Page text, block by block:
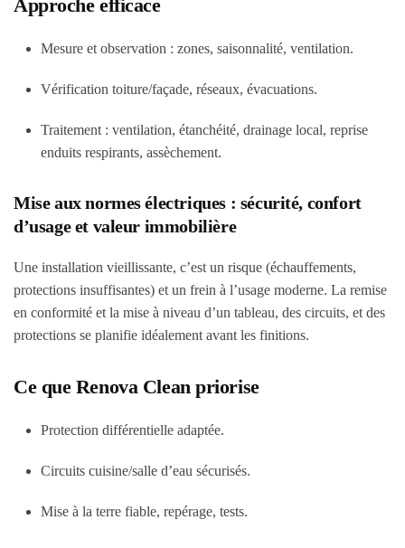
Approche efficace
Mesure et observation : zones, saisonnalité, ventilation.
Vérification toiture/façade, réseaux, évacuations.
Traitement : ventilation, étanchéité, drainage local, reprise
enduits respirants, assèchement.
Mise aux normes électriques : sécurité, confort
d’usage et valeur immobilière
Une installation vieillissante, c’est un risque (échauffements,
protections insuffisantes) et un frein à l’usage moderne. La remise
en conformité et la mise à niveau d’un tableau, des circuits, et des
protections se planifie idéalement avant les finitions.
Ce que Renova Clean priorise
Protection différentielle adaptée.
Circuits cuisine/salle d’eau sécurisés.
Mise à la terre fiable, repérage, tests.